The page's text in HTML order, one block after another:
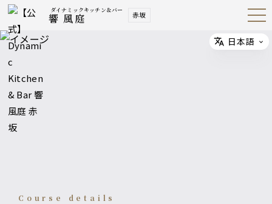
ダイナミックキッチン＆バー
響 風庭 赤坂 Open
Navig
course details
Select
日本語